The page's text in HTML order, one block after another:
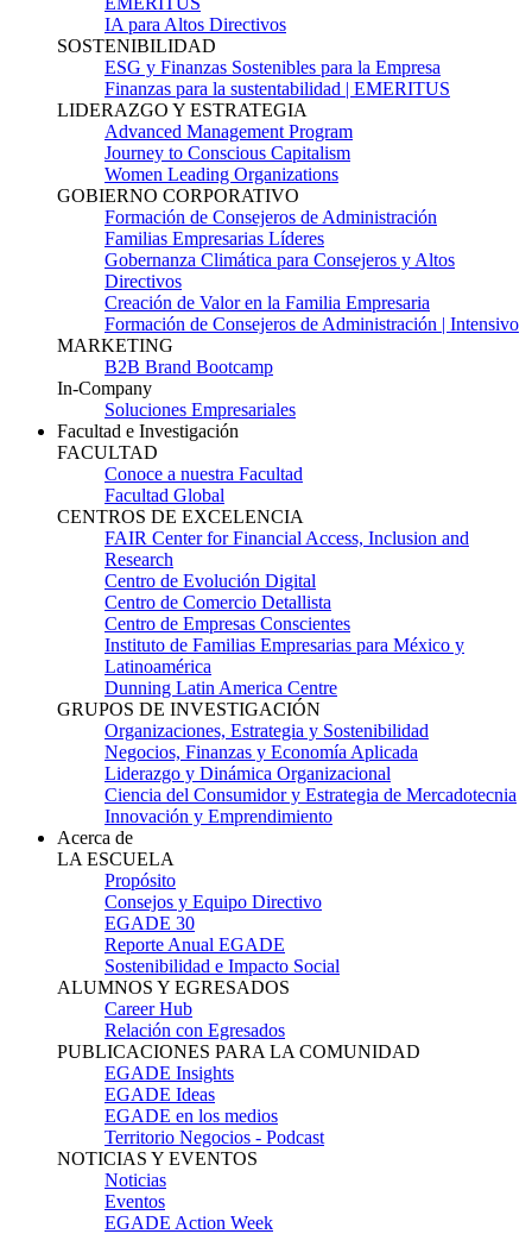
IA para Altos Directivos
SOSTENIBILIDAD
ESG y Finanzas Sostenibles para la Empresa
Finanzas para la sustentabilidad | EMERITUS
LIDERAZGO Y ESTRATEGIA
Advanced Management Program
Journey to Conscious Capitalism
Women Leading Organizations
GOBIERNO CORPORATIVO
Formación de Consejeros de Administración
Familias Empresarias Líderes
Gobernanza Climática para Consejeros y Altos
Directivos
Creación de Valor en la Familia Empresaria
Formación de Consejeros de Administración | Intensivo
MARKETING
B2B Brand Bootcamp
In-Company
Soluciones Empresariales
Facultad e Investigación
FACULTAD
Conoce a nuestra Facultad
Facultad Global
CENTROS DE EXCELENCIA
FAIR Center for Financial Access, Inclusion and
Research
Centro de Evolución Digital
Centro de Comercio Detallista
Centro de Empresas Conscientes
Instituto de Familias Empresarias para México y
Latinoamérica
Dunning Latin America Centre
GRUPOS DE INVESTIGACIÓN
Organizaciones, Estrategia y Sostenibilidad
Negocios, Finanzas y Economía Aplicada
Liderazgo y Dinámica Organizacional
Ciencia del Consumidor y Estrategia de Mercadotecnia
Innovación y Emprendimiento
Acerca de
LA ESCUELA
Propósito
Consejos y Equipo Directivo
EGADE 30
Reporte Anual EGADE
Sostenibilidad e Impacto Social
ALUMNOS Y EGRESADOS
Career Hub
Relación con Egresados
PUBLICACIONES PARA LA COMUNIDAD
EGADE Insights
EGADE Ideas
EGADE en los medios
Territorio Negocios - Podcast
NOTICIAS Y EVENTOS
Noticias
Eventos
EGADE Action Week